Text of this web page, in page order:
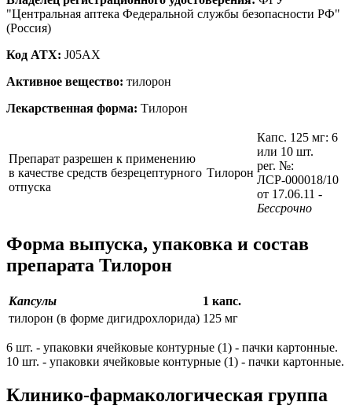
"Центральная аптека Федеральной службы безопасности РФ"
(Россия)
Код ATX: J05AX
Активное вещество: тилорон
Лекарственная форма: Тилорон
Препарат разрешен к применению
в качестве средств безрецептурного
отпуска
Тилорон
Капс. 125 мг: 6
или 10 шт.
рег. №:
ЛСР-000018/10
от 17.06.11 -
Бессрочно
Форма выпуска, упаковка и состав
препарата Тилорон
Капсулы
1 капс.
тилорон (в форме дигидрохлорида) 125 мг
6 шт. - упаковки ячейковые контурные (1) - пачки картонные.
10 шт. - упаковки ячейковые контурные (1) - пачки картонные.
Клинико-фармакологическая группа